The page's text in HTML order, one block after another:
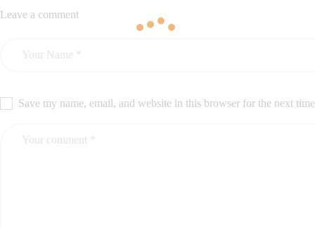
Leave a comment
Save my name, email, and website in this browser for the next